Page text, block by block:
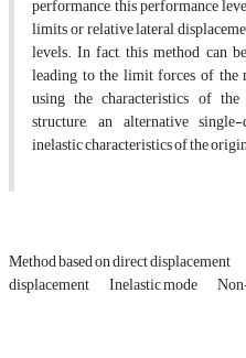
performance, this performance
limits or relative lateral
levels. In fact, this method can
leading to the limit forces of the
using the characteristics of
structure, an alternative
inelastic characteristics of the
Method based on direct displacement
displacement Inelastic mode